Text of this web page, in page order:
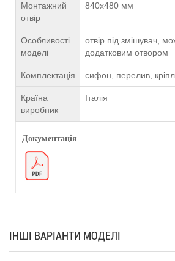
Монтажний
отвір
840х480 мм
Особливості
моделі
отвір під змішувач,
додатковим отвором
Комплектація сифон, перелив,
Країна
виробник
Італія
Документація
ІНШІ ВАРІАНТИ МОДЕЛІ